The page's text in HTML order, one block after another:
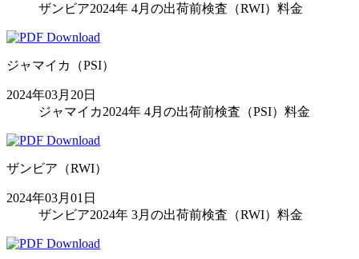
ザンビア2024年 4月の出荷前検査（RWI）料金
ジャマイカ（PSI）
2024年03月20日
ジャマイカ2024年 4月の出荷前検査（PSI）料金
ザンビア（RWI）
2024年03月01日
ザンビア2024年 3月の出荷前検査（RWI）料金